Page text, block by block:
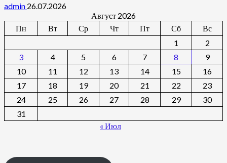
admin 26.07.2026
Август 2026
Пн
Вт Ср Чт Пт Сб
Вс
1
2
3
4 5 6 7 8
9
10
11 12 13 14 15
16
17
18 19 20 21 22
23
24
25 26 27 28 29
30
31
« Июл